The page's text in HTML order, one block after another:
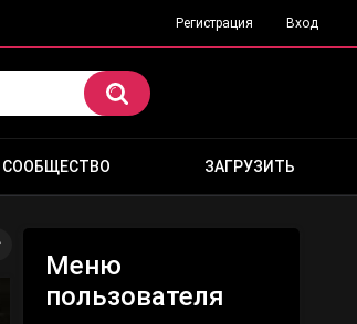
Регистрация Вход
СООБЩЕСТВО ЗАГРУЗИТЬ
Меню
пользователя